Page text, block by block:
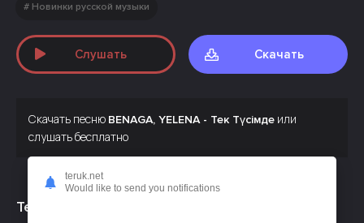
Новинки русской музыки
Слушать Скачать
Скачать песню BENAGA, YELENA - Тек Түсімде или
слушать бесплатно
Текст припева:
teruk.net
Would like to send you notifications